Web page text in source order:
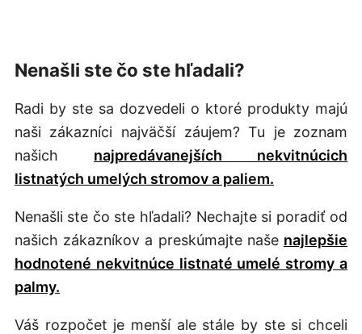
Nenašli ste čo ste hľadali?
Radi by ste sa dozvedeli o ktoré produkty majú
naši zákazníci najväčší záujem? Tu je zoznam
našich najpredávanejších nekvitnúcich
listnatých umelých stromov a paliem.
Nenašli ste čo ste hľadali? Nechajte si poradiť od
našich zákazníkov a preskúmajte naše najlepšie
hodnotené nekvitnúce listnaté umelé stromy a
palmy.
Váš rozpočet je menší ale stále by ste si chceli